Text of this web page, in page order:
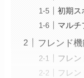
初期ス
マルチ
フレンド
フレン
フレン